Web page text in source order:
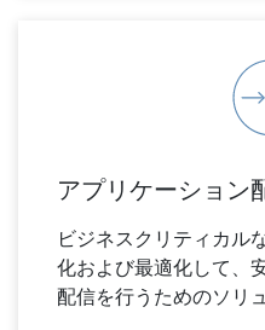
アプリケーション
ビジネスクリティカル
化および最適化して、
配信を行うためのソリ